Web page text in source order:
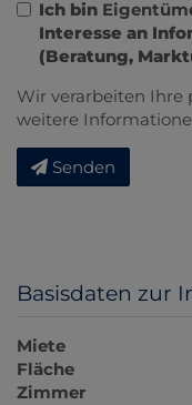
Ich bin
Interesse an
(Beratung,
Wir verarbeiten Ihre
weitere
Senden
Basisdaten zur
Miete
Fläche
Zimmer